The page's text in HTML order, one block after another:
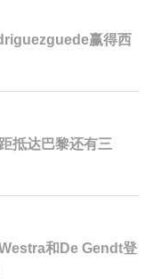
赢得西
抵达巴黎还有三
和De Gendt登